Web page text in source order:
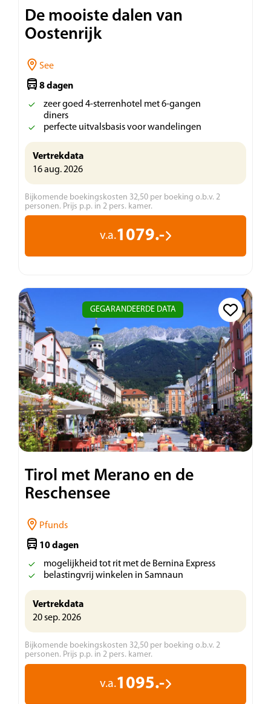
De mooiste dalen van
Oostenrijk
See
8 dagen
zeer goed 4-sterrenhotel met 6-gangen
diners
perfecte uitvalsbasis voor wandelingen
Vertrekdata
16 aug. 2026
Bijkomende boekingskosten 32,50 per boeking o.b.v. 2
personen. Prijs p.p. in 2 pers. kamer.
v.a.1079.-
GEGARANDEERDE DATA
Tirol met Merano en de
Reschensee
Pfunds
10 dagen
mogelijkheid tot rit met de Bernina Express
belastingvrij winkelen in Samnaun
Vertrekdata
20 sep. 2026
Bijkomende boekingskosten 32,50 per boeking o.b.v. 2
personen. Prijs p.p. in 2 pers. kamer.
v.a.1095.-